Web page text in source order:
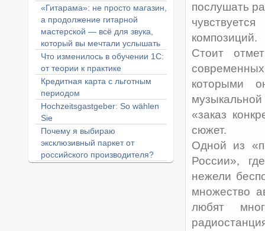
«Гитарама»: не просто магазин,
а продолжение гитарной
мастерской — всё для звука,
который вы мечтали услышать
Что изменилось в обучении 1С:
от теории к практике
Кредитная карта с льготным
периодом
Hochzeitsgastgeber: So wählen
Sie
Почему я выбираю
эксклюзивный паркет от
российского производителя?
послушать
композиций.
Стоит
которыми
«заказ
сюжет.
Одной из
России»,
нежели
множество
любят